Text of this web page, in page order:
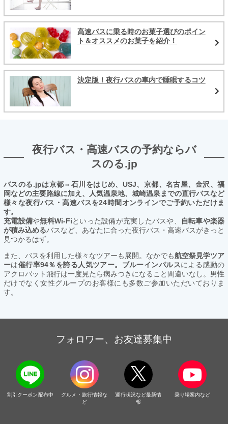
高速バスに乗る時のお菓子選びのポイン
ト＆オススメのお菓子を紹介！
決定版！夜行バスの車内で睡眠するコツ
夜行バス・高速バスの予約ならバ
スのる.jp
バスのる.jpは京都⇔石川をはじめ、USJ、京都、名古屋、金沢、福
岡などの主要路線に加え、人気温泉地、城崎温泉までの直行バスなど
様々な夜行バス・高速バスを24時間オンラインでご予約いただけま
す。
充電設備や無料Wi-Fiといった設備が充実したバスや、
自転車や楽器
が積み込めるバスなど、あなたに合った夜行バス・高速バスがきっと
見つかるはず。
また、バスを利用した様々なツアーも展開。なかでも航空祭見学ツア
ーは催行率94％を誇る人気ツアー。ブルーインパルスによる感動の
アクロバット飛行は一度見たら病みつきになること間違いなし。男性
だけでなく女性グループのお客様にも多数ご参加いただいておりま
す。
フォロワー、お友達募集中
割引クーポン配布中
グルメ・旅行情報な
ど
運行状況など最新情
報
乗り場案内など